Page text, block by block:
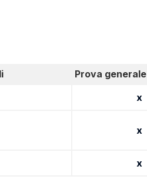
Prova generale
x
x
x